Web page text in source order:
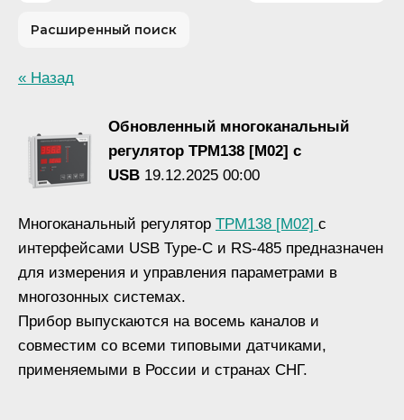
Расширенный поиск
« Назад
Обновленный многоканальный
регулятор ТРМ138 [M02] с
USB 19.12.2025 00:00
Многоканальный регулятор ТРМ138 [M02] с
интерфейсами USB Type-C и RS-485 предназначен
для измерения и управления параметрами в
многозонных системах.
Прибор выпускаются на восемь каналов и
совместим со всеми типовыми датчиками,
применяемыми в России и странах СНГ.